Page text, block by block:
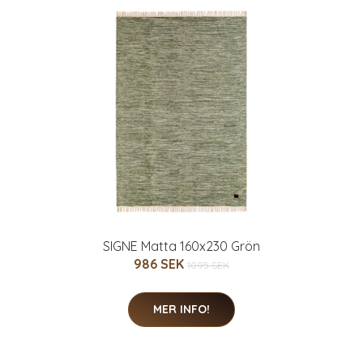
SIGNE Matta 160x230 Grön
986 SEK 1095 SEK
MER INFO!